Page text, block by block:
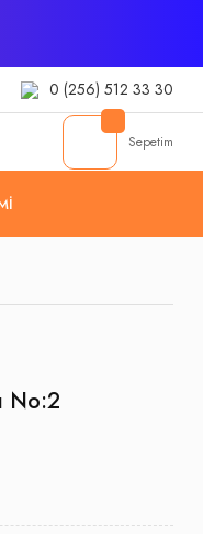
0 (256) 512 33 30
Sepetim
No:2